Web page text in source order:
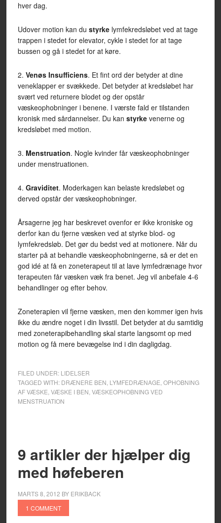
hver dag.
Udover motion kan du styrkelymfekredsløbet ved at tage
trappen i stedet for elevator, cykle i stedet for at tage
bussen og gå i stedet for at køre.
2. Venøs Insufficiens. Et fint ord der betyder at dine
veneklapper er svækkede. Det betyder at kredsløbet har
svært ved returnere blodet og der opstår
væskeophobninger i benene. I værste fald er tilstanden
kronisk med sårdannelser. Du kan styrkevenerne og
kredsløbet med motion.
3. Menstruation. Nogle kvinder får væskeophobninger
under menstruationen.
4. Graviditet. Moderkagen kan belaste kredsløbet og
derved opstår der væskeophobninger.
Årsagerne jeg har beskrevet ovenfor er ikke kroniske og
derfor kan du fjerne væsken ved at styrke blod- og
lymfekredsløb. Det gør du bedst ved at motionere. Når du
starter på at behandle væskeophobningerne, så er det en
god idé at få en zoneterapeut til at lave lymfedrænage hvor
terapeuten får væsken væk fra benet. Jeg vil anbefale 4-6
behandlinger og efter behov.
Zoneterapien vil fjerne væsken, men den kommer igen hvis
ikke du ændre noget i din livsstil. Det betyder at du samtidig
med zoneterapibehandling skal starte langsomt op med
motion og få mere bevægelse ind i din dagligdag.
FILED UNDER: LIDELSER
TAGGED WITH: DRÆNERE BEN LYMFEDRÆNAGE OPHOBNING
AF VÆSKE VÆSKE I BEN VÆSKEOPHOBNING VED
MENSTRUATION
9 artikler der hjælper dig
med høfeberen
MARTS 8, 2012 BY ERIKBACK
1 COMMENT